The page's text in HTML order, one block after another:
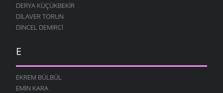
DERYA KÜÇÜKBEKIR
DILAVER TORUN
DINCEL DEMIRCI
E
EKREM BÜLBÜL
EMIN KARA